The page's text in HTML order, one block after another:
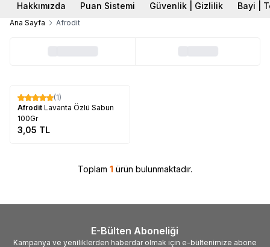
Hakkımızda
Puan Sistemi Güvenlik | Gizlilik Bayi |
Ana Sayfa Afrodit
(1)
Afrodit Lavanta Özlü Sabun
100Gr
3,05 TL
Toplam 1 ürün bulunmaktadır.
E-Bülten Aboneliği
Kampanya ve yeniliklerden haberdar olmak için e-bültenimize abone